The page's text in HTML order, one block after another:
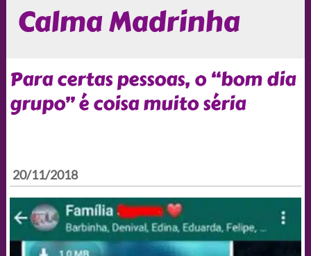
Calma Madrinha
Para certas pessoas, o “bom dia
grupo” é coisa muito séria
20/11/2018